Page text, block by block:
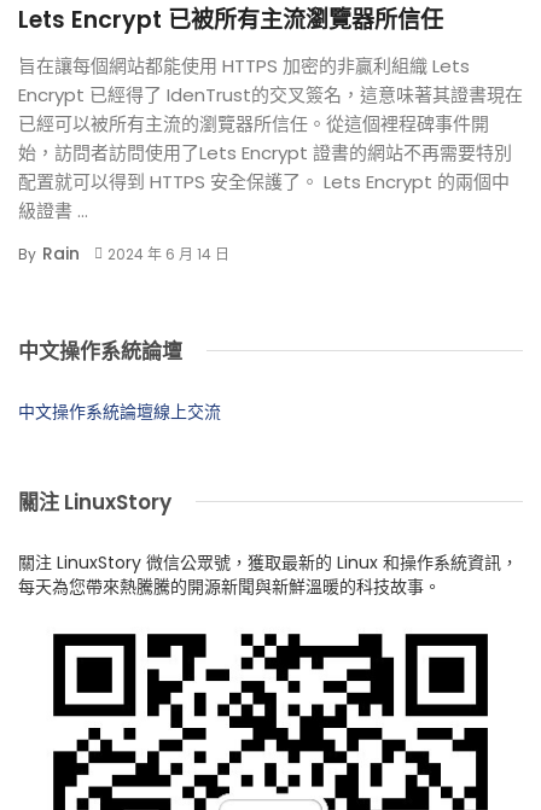
Lets Encrypt 已被所有主流瀏覽器所信任
旨在讓每個網站都能使用 HTTPS 加密的非贏利組織 Lets
Encrypt 已經得了 IdenTrust的交叉簽名，這意味著其證書現在
已經可以被所有主流的瀏覽器所信任。從這個裡程碑事件開
始，訪問者訪問使用了Lets Encrypt 證書的網站不再需要特別
配置就可以得到 HTTPS 安全保護了。 Lets Encrypt 的兩個中
級證書 ...
By Rain 2024 年 6 月 14 日
中文操作系統論壇
中文操作系統論壇線上交流
關注 LinuxStory
關注 LinuxStory 微信公眾號，獲取最新的 Linux 和操作系統資訊，
每天為您帶來熱騰騰的開源新聞與新鮮溫暖的科技故事。